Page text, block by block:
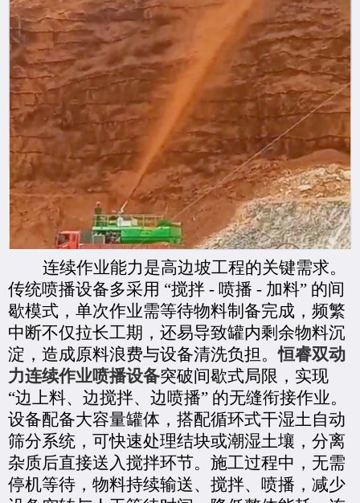
连续作业能力是高边坡工程的关键需求。
传统喷播设备多采用 “搅拌 - 喷播 - 加料” 的间
歇模式，单次作业需等待物料制备完成，频繁
中断不仅拉长工期，还易导致罐内剩余物料沉
淀，造成原料浪费与设备清洗负担。恒睿双动
力连续作业喷播设备突破间歇式局限，实现
“边上料、边搅拌、边喷播” 的无缝衔接作业。
设备配备大容量罐体，搭配循环式干湿土自动
筛分系统，可快速处理结块或潮湿土壤，分离
杂质后直接送入搅拌环节。施工过程中，无需
停机等待，物料持续输送、搅拌、 喷播 ，减少